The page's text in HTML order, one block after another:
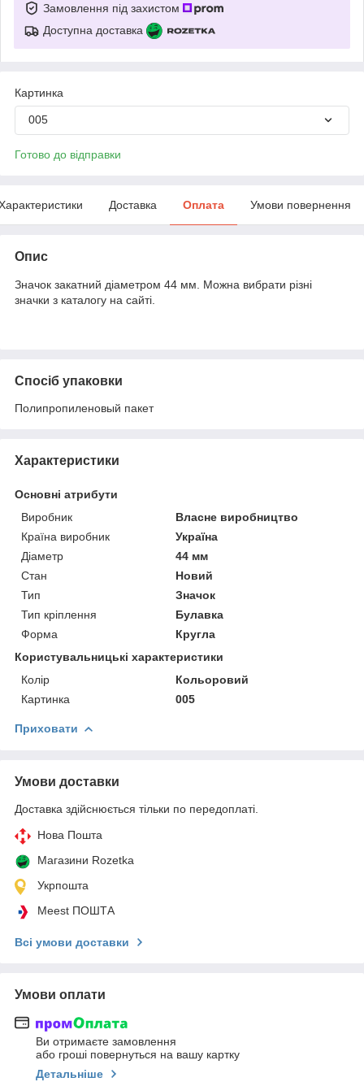
Замовлення під захистом
Доступна доставка
Картинка
005
Готово до відправки
Доставка Оплата Умови повернення
Опис
Значок закатний діаметром 44 мм. Можна вибрати різні
значки з каталогу на сайті.
Спосіб упаковки
Полипропиленовый пакет
Характеристики
Основні атрибути
Виробник
Власне виробництво
Країна виробник
Україна
Діаметр
44 мм
Стан
Новий
Тип
Значок
Тип кріплення
Булавка
Форма
Кругла
Користувальницькі характеристики
Колір
Кольоровий
Картинка
005
Приховати
Умови доставки
Доставка здійснюється тільки по передоплаті.
Нова Пошта
Магазини Rozetka
Укрпошта
Meest ПОШТА
Всі умови доставки
Умови оплати
Ви отримаєте замовлення
або гроші повернуться на вашу картку
Детальніше